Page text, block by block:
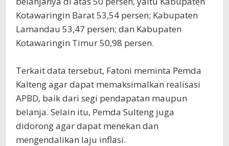
Kotawaringin Barat 53,54 persen; Kabupaten
Lamandau 53,47 persen; dan Kabupaten
Kotawaringin Timur 50,98 persen.
Terkait data tersebut, Fatoni meminta Pemda
Kalteng agar dapat memaksimalkan realisasi
APBD, baik dari segi pendapatan maupun
belanja. Selain itu, Pemda Sulteng juga
didorong agar dapat menekan dan
mengendalikan laju inflasi.